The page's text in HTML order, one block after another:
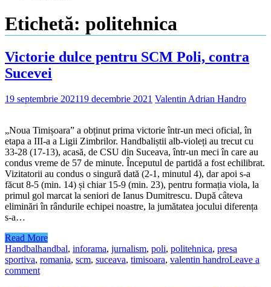
Etichetă: politehnica
Victorie dulce pentru SCM Poli, contra
Sucevei
19 septembrie 202119 decembrie 2021 Valentin Adrian Handro
„Noua Timișoara” a obținut prima victorie într-un meci oficial, în
etapa a III-a a Ligii Zimbrilor. Handbaliștii alb-violeți au trecut cu
33-28 (17-13), acasă, de CSU din Suceava, într-un meci în care au
condus vreme de 57 de minute. Începutul de partidă a fost echilibrat.
Vizitatorii au condus o singură dată (2-1, minutul 4), dar apoi s-a
făcut 8-5 (min. 14) și chiar 15-9 (min. 23), pentru formația viola, la
primul gol marcat la seniori de Ianus Dumitrescu. După câteva
eliminări în rândurile echipei noastre, la jumătatea jocului diferența
s-a…
Read More
Handbalhandbal, inforama, jurnalism, poli, politehnica, presa
sportiva, romania, scm, suceava, timisoara, valentin handroLeave a
comment